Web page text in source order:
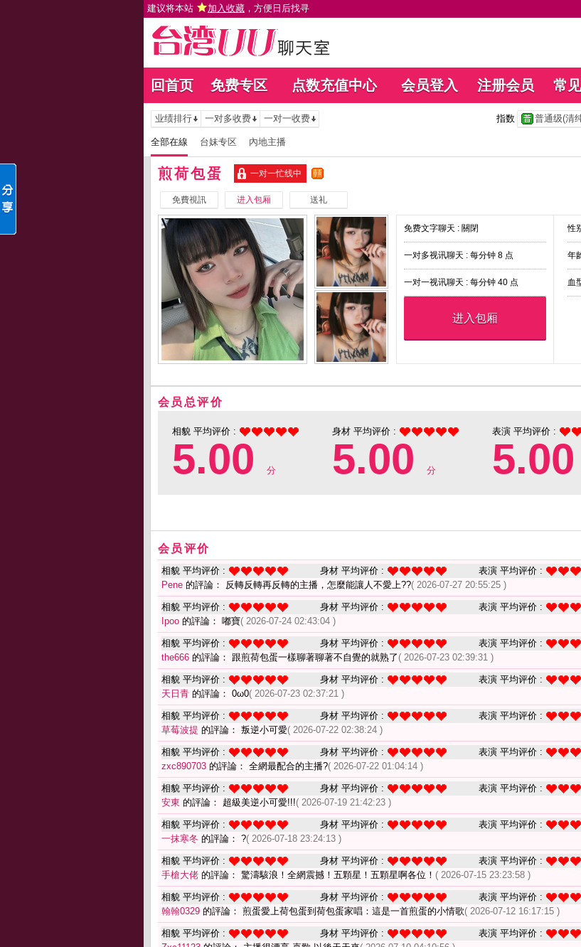
建议将本站 加入收藏 ，方便日后找寻
回首页 免费专区 点数充值中心 会员登入 注册会员 常
业绩排行 一对多收费 一对一收费 指数 普通级(清
全部在線 台妹专区 內地主播
煎荷包蛋 一对一忙线中
免費視訊 进入包厢 送礼
免费文字聊天 : 關閉
一对多视讯聊天 : 每分钟 8 点
一对一视讯聊天 : 每分钟 40 点
进入包厢
性
年
血
会员总评价
相貌 平均评价 :
5.00 分
身材 平均评价 :
5.00 分
表演 平均评价 :
5.00
会员评价
相貌 平均评价 : 身材 平均评价 : 表演 平均评价 :
Pene 的評論： 反轉反轉再反轉的主播，怎麼能讓人不愛上??( 2026-07-27 20:55:25 )
相貌 平均评价 : 身材 平均评价 : 表演 平均评价 :
Ipoo 的評論： 嘟寶( 2026-07-24 02:43:04 )
相貌 平均评价 : 身材 平均评价 : 表演 平均评价 :
the666 的評論： 跟煎荷包蛋一樣聊著聊著不自覺的就熟了 ( 2026-07-23 02:39:31 )
相貌 平均评价 : 身材 平均评价 : 表演 平均评价 :
天日青 的評論： 0ω0( 2026-07-23 02:37:21 )
相貌 平均评价 : 身材 平均评价 : 表演 平均评价 :
草莓波提 的評論： 叛逆小可愛( 2026-07-22 02:38:24 )
相貌 平均评价 : 身材 平均评价 : 表演 平均评价 :
zxc890703 的評論： 全網最配合的主播?( 2026-07-22 01:04:14 )
相貌 平均评价 : 身材 平均评价 : 表演 平均评价 :
安東 的評論： 超級美逆小可愛!!!( 2026-07-19 21:42:23 )
相貌 平均评价 : 身材 平均评价 : 表演 平均评价 :
一抹寒冬 的評論： ?( 2026-07-18 23:24:13 )
相貌 平均评价 : 身材 平均评价 : 表演 平均评价 :
手槍大佬 的評論： 驚濤駭浪！全網震撼！五顆星！五顆星啊各位！ ( 2026-07-15 23:23:58 )
相貌 平均评价 : 身材 平均评价 : 表演 平均评价 :
翰翰0329 的評論： 煎蛋愛上荷包蛋到荷包蛋家唱：這是一首煎蛋的小情歌( 2026-07-12 16:17:15 )
相貌 平均评价 : 身材 平均评价 : 表演 平均评价 :